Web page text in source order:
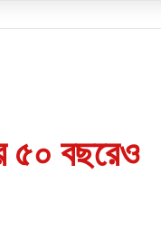
৫০ বছরেও